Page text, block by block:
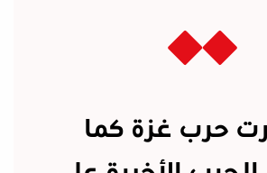
حرب غزة كما